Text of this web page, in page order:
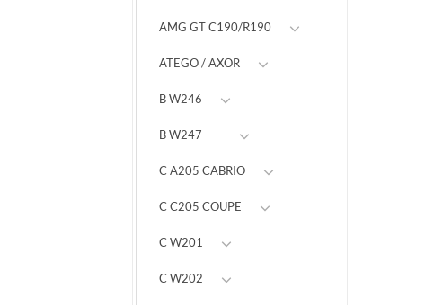
AMG GT C190/R190
ATEGO / AXOR
B W246
B W247
C A205 CABRIO
C C205 COUPE
C W201
C W202